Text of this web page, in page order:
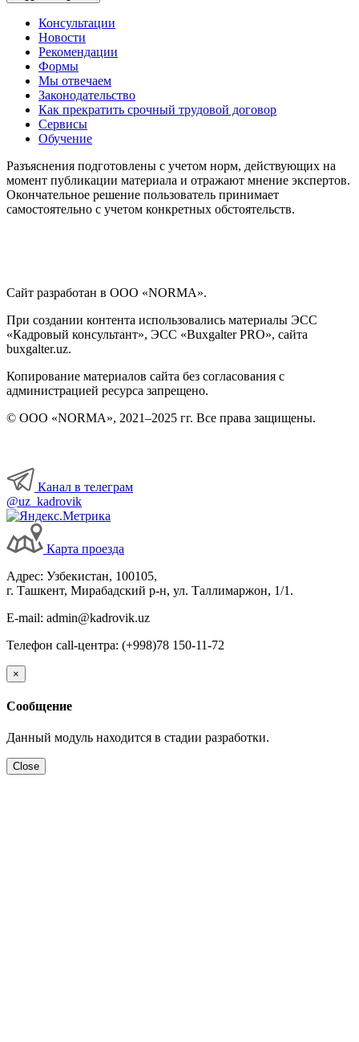
Консультации
Новости
Рекомендации
Формы
Мы отвечаем
Законодательство
Как прекратить срочный трудовой договор
Сервисы
Обучение
Разъяснения подготовлены с учетом норм, действующих на
момент публикации материала и отражают мнение экспертов.
Окончательное решение пользователь принимает
самостоятельно с учетом конкретных обстоятельств.
Сайт разработан в ООО «NORMA».
При создании контента использовались материалы ЭСС
«Кадровый консультант», ЭСС «Buxgalter PRO», сайта
buxgalter.uz.
Копирование материалов сайта без согласования с
администрацией ресурса запрещено.
© ООО «NORMA», 2021–2025 гг. Все права защищены.
Канал в телеграм
@uz_kadrovik
Карта проезда
Адрес: Узбекистан, 100105,
г. Ташкент, Мирабадский р-н, ул. Таллимаржон, 1/1.
E-mail: admin@kadrovik.uz
Телефон call-центра: (+998)78 150-11-72
×
Сообщение
Данный модуль находится в стадии разработки.
Close